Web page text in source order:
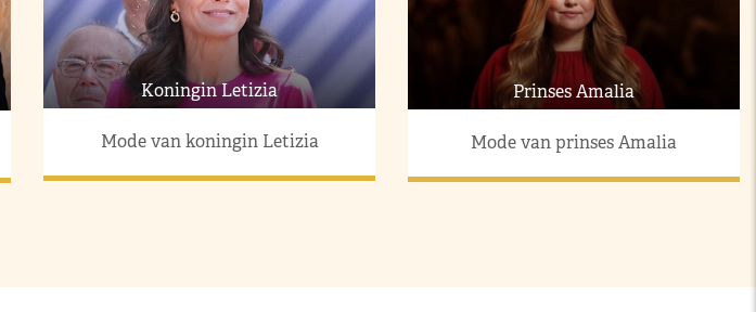
Koningin Letizia
Mode van koningin Letizia
Prinses Amalia
Mode van prinses Amalia